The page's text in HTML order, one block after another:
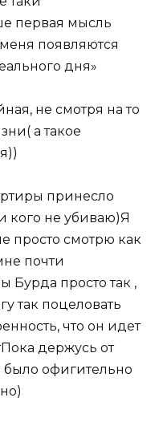
первая мысль
появляются
дня»
не смотря на то
а такое
принесло
кого не убиваю)Я
просто смотрю как
почти
Бурда просто так ,
так поцеловать
что он идет
держусь от
было офигительно